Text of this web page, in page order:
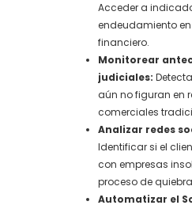
Acceder a
endeudamiento
financiero.
Monitorear
judiciales:
aún no figuran en
comerciales
Analizar redes
Identificar si el
con empresas
proceso de
Automatizar el